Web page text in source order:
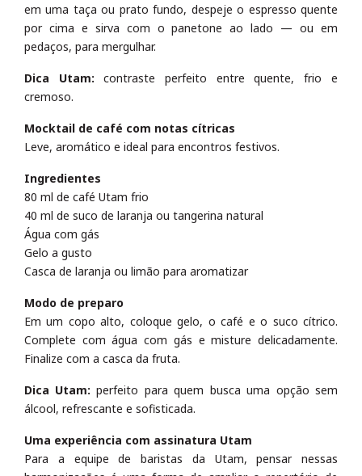
em uma taça ou prato fundo, despeje o espresso quente
por cima e sirva com o panetone ao lado — ou em
pedaços, para mergulhar.
Dica Utam: contraste perfeito entre quente, frio e
cremoso.
Mocktail de café com notas cítricas
Leve, aromático e ideal para encontros festivos.
Ingredientes
80 ml de café Utam frio
40 ml de suco de laranja ou tangerina natural
Água com gás
Gelo a gusto
Casca de laranja ou limão para aromatizar
Modo de preparo
Em um copo alto, coloque gelo, o café e o suco cítrico.
Complete com água com gás e misture delicadamente.
Finalize com a casca da fruta.
Dica Utam: perfeito para quem busca uma opção sem
álcool, refrescante e sofisticada.
Uma experiência com assinatura Utam
Para a equipe de baristas da Utam, pensar nessas